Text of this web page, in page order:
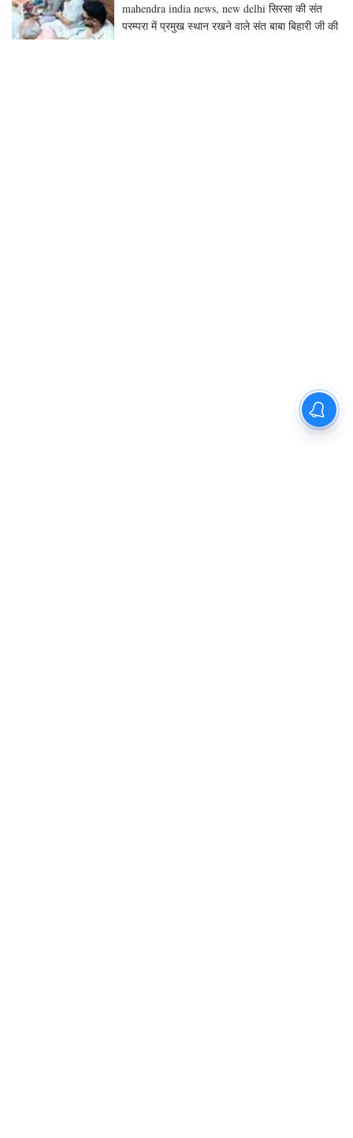
संत बाबा बिहारी जी की मूर्ति का अनावरण
mahendra india news, new delhi सिरसा की संत
परम्परा में प्रमुख स्थान रखने वाले संत बाबा बिहारी जी की